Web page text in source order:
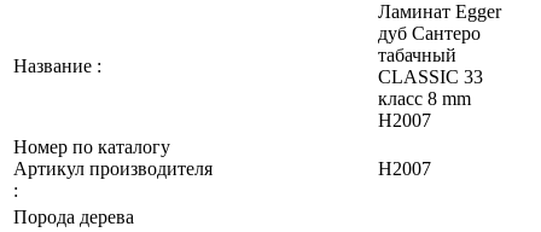
Название :
Ламинат Egger
дуб Сантеро
табачный
CLASSIC 33
класс 8 mm
Н2007
Номер по каталогу
Артикул производителя
:
Н2007
Порода дерева